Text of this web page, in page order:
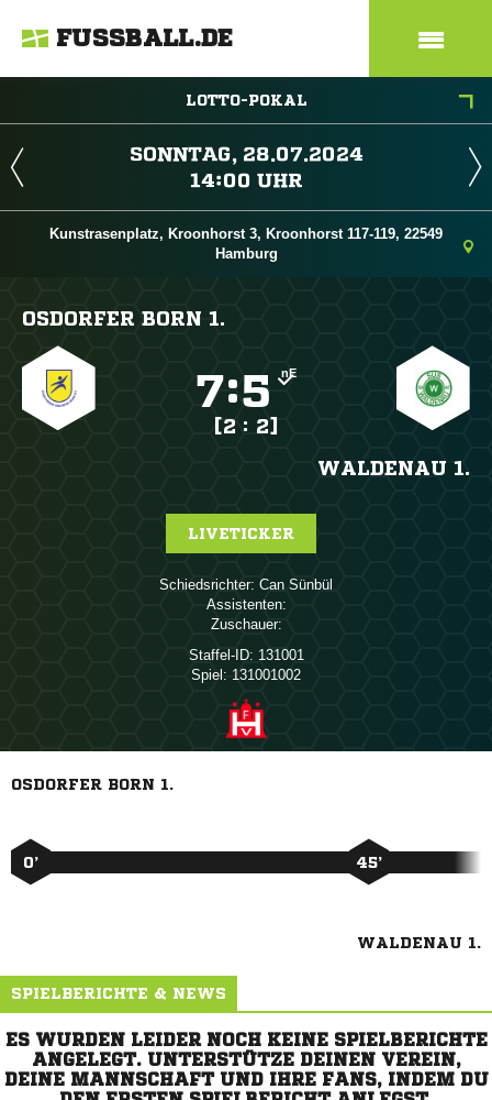
FUSSBALL.DE
LOTTO-POKAL
 
 
Kunstrasenplatz, Kroonhorst 3, Kroonhorst 117-119, 22549
Hamburg
OSDORFER BORN 1.
: nE
[2 : 2]
WALDENAU 1.
LIVETICKER
Schiedsrichter:  
Assistenten:
Zuschauer:
Staffel-ID: 131001
Spiel: 131001002
OSDORFER BORN 1.
0’ 45’
WALDENAU 1.
SPIELBERICHTE & NEWS
ES WURDEN LEIDER NOCH KEINE SPIELBERICHTE
ANGELEGT. UNTERSTÜTZE DEINEN VEREIN,
DEINE MANNSCHAFT UND IHRE FANS, INDEM DU